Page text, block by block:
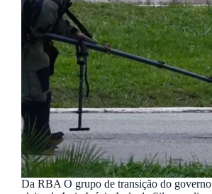
Da RBA O grupo de transição do governo